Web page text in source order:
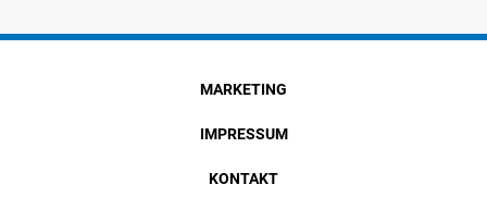
MARKETING
IMPRESSUM
KONTAKT